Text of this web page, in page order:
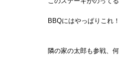
BBQにはやっぱりこれ！
隣の家の太郎も参戦、